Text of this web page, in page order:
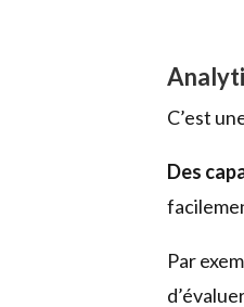
C’est
Des
Par